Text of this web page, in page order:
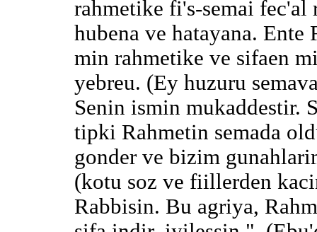
rahmetike fi's-semai
hubena ve hatayana.
min rahmetike ve sifaen
yebreu. (Ey huzuru
Senin ismin mukaddestir.
tipki Rahmetin semada
gonder ve bizim
(kotu soz ve fiillerden
Rabbisin. Bu agriya,